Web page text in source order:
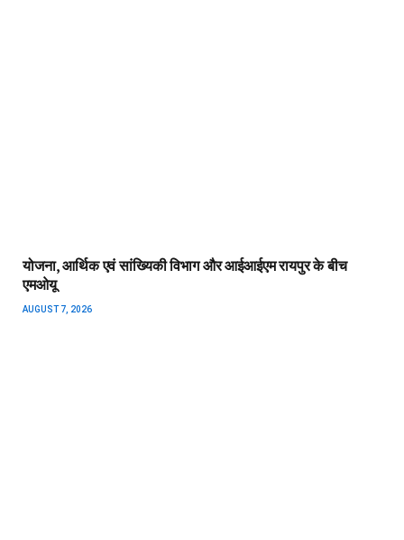
योजना, आर्थिक एवं सांख्यिकी विभाग और आईआईएम रायपुर के बीच
एमओयू
AUGUST 7, 2026